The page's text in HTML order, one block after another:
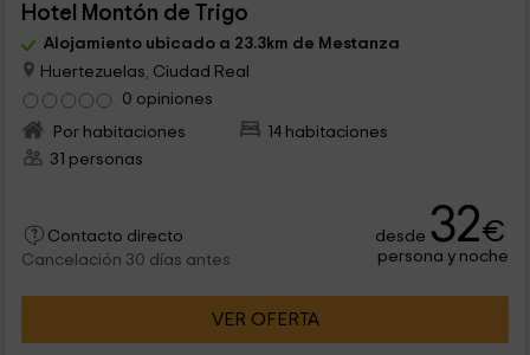
Hotel Montón de Trigo
Alojamiento ubicado a 23.3km de Mestanza
Huertezuelas, Ciudad Real
0 opiniones
Por habitaciones
14 habitaciones
31 personas
Contacto directo
Cancelación 30 días antes
desde 32€
persona y noche
VER OFERTA